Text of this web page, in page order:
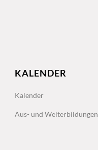
KALENDER
Kalender
Aus- und Weiterbildungen